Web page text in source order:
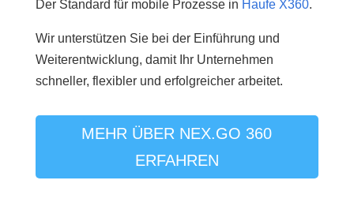
Der Standard für mobile Prozesse in Haufe X360.
Wir unterstützen Sie bei der Einführung und
Weiterentwicklung, damit Ihr Unternehmen
schneller, flexibler und erfolgreicher arbeitet.
MEHR ÜBER NEX.GO 360
ERFAHREN